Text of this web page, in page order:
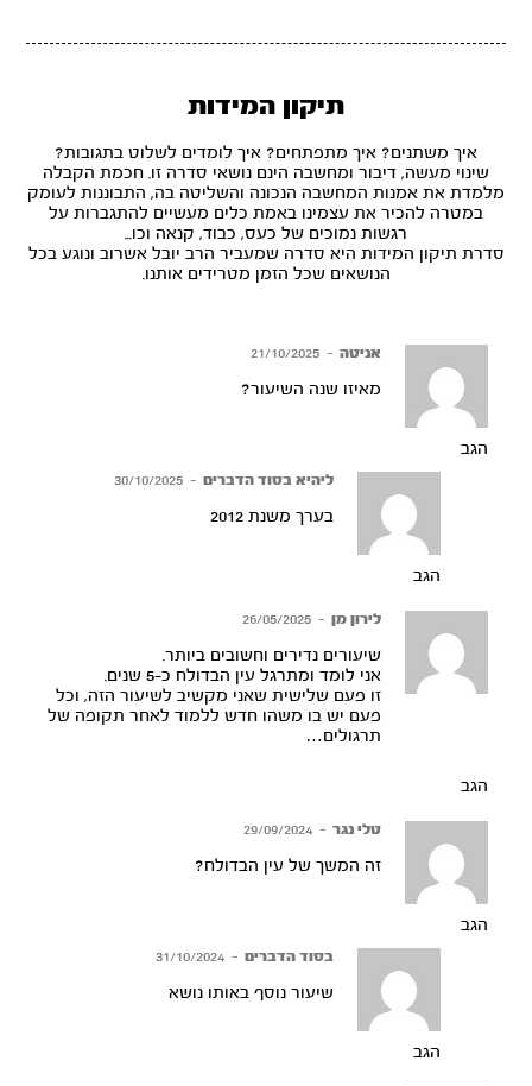
תיקון המידות
איך משתנים? איך מתפתחים? איך לומדים לשלוט בתגובות?
שינוי מעשה, דיבור ומחשבה הינם נושאי סדרה זו. חכמת הקבלה
מלמדת את אמנות המחשבה הנכונה והשליטה בה, התבוננות לעומק
במטרה להכיר את עצמינו באמת כלים מעשיים להתגברות על
רגשות נמוכים של כעס, כבוד, קנאה וכו...
סדרת תיקון המידות היא סדרה שמעביר הרב יובל אשרוב ונוגע בכל
הנושאים שכל הזמן מטרידים אותנו.
אניטה –
21/10/2025
מאיזו שנה השיעור?
הגב
ליהיא בסוד הדברים –
30/10/2025
בערך משנת 2012
הגב
לירון מן –
26/05/2025
שיעורים נדירים וחשובים ביותר.
אני לומד ומתרגל עין הבדולח כ-5 שנים.
זו פעם שלישית שאני מקשיב לשיעור הזה, וכל
פעם יש בו משהו חדש ללמוד לאחר תקופה של
תרגולים…
הגב
טלי נגר –
29/09/2024
זה המשך של עין הבדולח?
הגב
בסוד הדברים –
31/10/2024
שיעור נוסף באותו נושא
הגב